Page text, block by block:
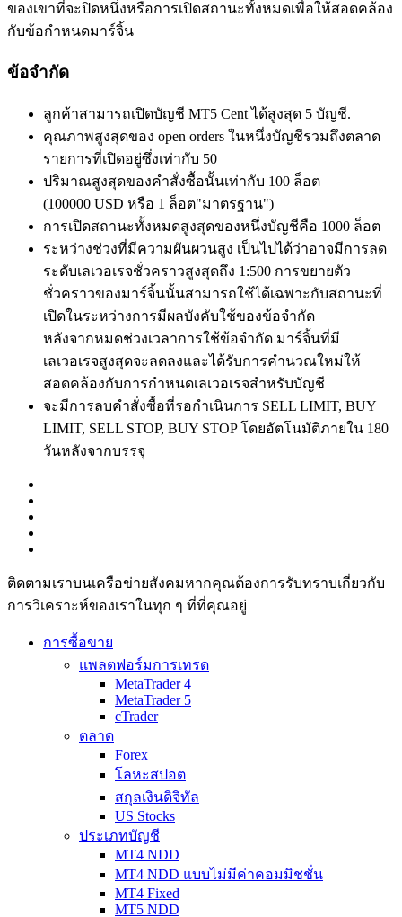
ของเขาที่จะปิดหนึ่งหรือการเปิดสถานะทั้งหมดเพื่อให้สอดคล้อง
กับข้อกำหนดมาร์จิ้น
ข้อจำกัด
ลูกค้าสามารถเปิดบัญชี MT5 Cent ได้สูงสุด 5 บัญชี.
คุณภาพสูงสุดของ open orders ในหนึ่งบัญชีรวมถึงตลาด
รายการที่เปิดอยู่ซึ่งเท่ากับ 50
ปริมาณสูงสุดของคำสั่งซื้อนั้นเท่ากับ 100 ล็อต
(100000 USD หรือ 1 ล็อต"มาตรฐาน")
การเปิดสถานะทั้งหมดสูงสุดของหนึ่งบัญชีคือ 1000 ล็อต
ระหว่างช่วงที่มีความผันผวนสูง เป็นไปได้ว่าอาจมีการลด
ระดับเลเวอเรจชั่วคราวสูงสุดถึง 1:500 การขยายตัว
ชั่วคราวของมาร์จิ้นนั้นสามารถใช้ได้เฉพาะกับสถานะที่
เปิดในระหว่างการมีผลบังคับใช้ของข้อจำกัด
หลังจากหมดช่วงเวลาการใช้ข้อจำกัด มาร์จิ้นที่มี
เลเวอเรจสูงสุดจะลดลงและได้รับการคำนวณใหม่ให้
สอดคล้องกับการกำหนดเลเวอเรจสำหรับบัญชี
จะมีการลบคำสั่งซื้อที่รอกำเนินการ SELL LIMIT, BUY
LIMIT, SELL STOP, BUY STOP โดยอัตโนมัติภายใน 180
วันหลังจากบรรจุ
ติดตามเราบนเครือข่ายสังคมหากคุณต้องการรับทราบเกี่ยวกับ
การวิเ­คราะห์ของเราในทุก ๆ ที่ที่คุณอยู่
การซื้อขาย
แพลตฟอร์มการเทรด
MetaTrader 4
MetaTrader 5
cTrader
ตลาด
Forex
โลหะสปอต
สกุลเงินดิจิทัล
US Stocks
ประเภทบัญชี
MT4 NDD
MT4 NDD แบบไม่มีค่าคอมมิชชั่น
MT4 Fixed
MT5 NDD